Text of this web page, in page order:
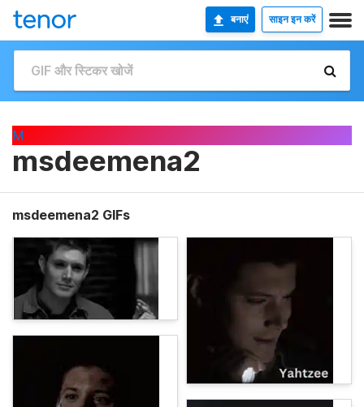
बनाएं साइन इन करें
M
msdeemena2
msdeemena2 GIFs